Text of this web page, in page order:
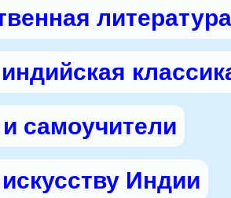
самоучители
Индии